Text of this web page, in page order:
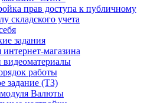
прав доступа к публичному
складского учета
задания
магазина
видеоматериалы
работы
задание (ТЗ)
Валюты